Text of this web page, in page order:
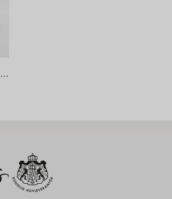
Kjell Engman och Gunnel Sahlin karaffer 2 st Kosta Boda sent 1900-tal.